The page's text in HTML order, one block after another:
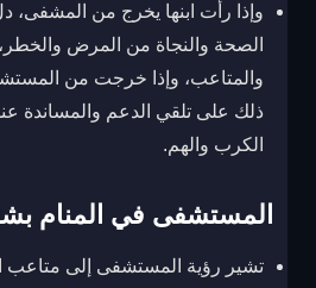
وإذا رأت ابنها يخرج من المشفى،
الصحة والنجاة من المرض والخطر،
والمتاعب، وإذا خرجت من
ذلك على تلقي الدعم والمساندة
الكرب والهم.
المستشفى في المنام
تشير رؤية المستشفى إلى متاعب